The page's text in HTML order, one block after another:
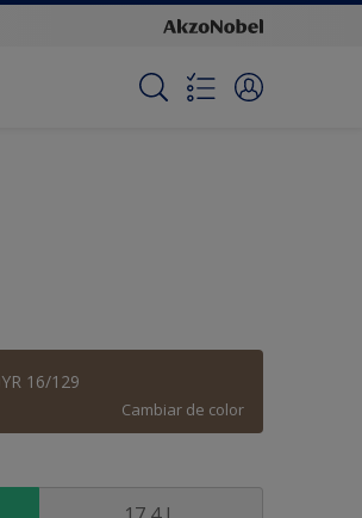
16/129
Cambiar de color